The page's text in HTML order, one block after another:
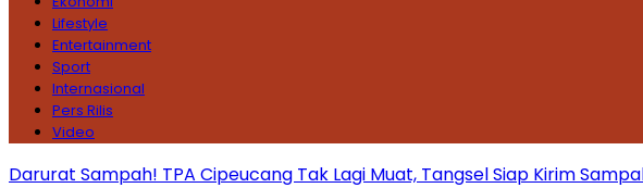
Lifestyle
Entertainment
Sport
Internasional
Pers Rilis
Video
Darurat Sampah! TPA Cipeucang Tak Lagi Muat, Tangsel Siap Kirim